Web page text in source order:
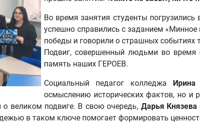
Во время занятия студенты
успешно справились с заданием «Минное
победы и говорили о страшных событиях
Подвиг, совершенный людьми во время
память наших ГЕРОЕВ.
Социальный педагог колледжа Ирина
осмыслению исторических фактов, но и
о великом подвиге. В свою очередь, Дарья Князева
в таком ключе помогает формировать